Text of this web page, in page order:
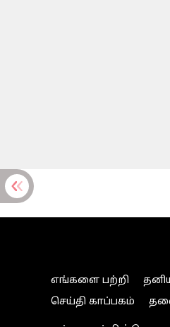
எங்களை பற்றி
செய்தி காப்பகம்